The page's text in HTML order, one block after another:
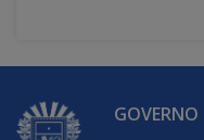
GOVERNO